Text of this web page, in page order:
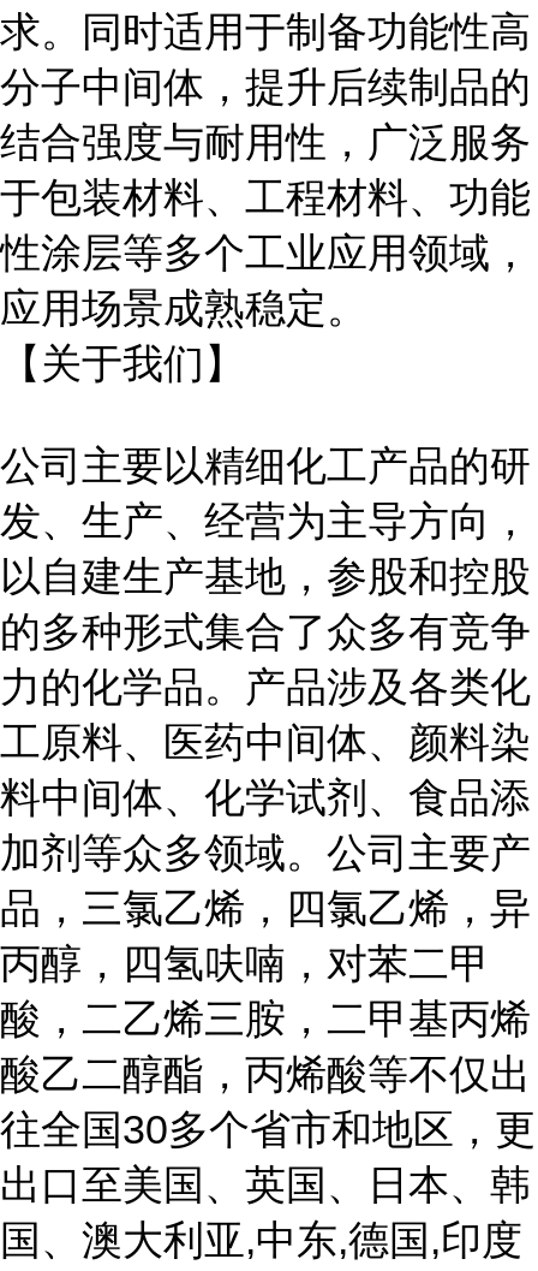
求。同时适用于制备功能性高
分子中间体，提升后续制品的
结合强度与耐用性，广泛服务
于包装材料、工程材料、功能
性涂层等多个工业应用领域，
应用场景成熟稳定。
【关于我们】
公司主要以精细化工产品的研
发、生产、经营为主导方向，
以自建生产基地，参股和控股
的多种形式集合了众多有竞争
力的化学品。产品涉及各类化
工原料、医药中间体、颜料染
料中间体、化学试剂、食品添
加剂等众多领域。公司主要产
品，三氯乙烯，四氯乙烯，异
丙醇，四氢呋喃，对苯二甲
酸，二乙烯三胺，二甲基丙烯
酸乙二醇酯，丙烯酸等不仅出
往全国30多个省市和地区，更
出口至美国、英国、日本、韩
国、澳大利亚,中东,德国,印度